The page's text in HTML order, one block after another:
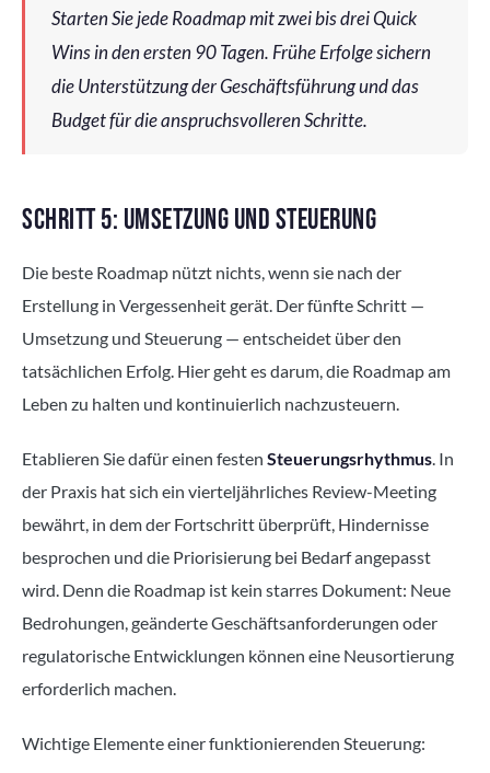
Starten Sie jede Roadmap mit zwei bis drei Quick
Wins in den ersten 90 Tagen. Frühe Erfolge sichern
die Unterstützung der Geschäftsführung und das
Budget für die anspruchsvolleren Schritte.
SCHRITT 5: UMSETZUNG UND STEUERUNG
Die beste Roadmap nützt nichts, wenn sie nach der
Erstellung in Vergessenheit gerät. Der fünfte Schritt —
Umsetzung und Steuerung — entscheidet über den
tatsächlichen Erfolg. Hier geht es darum, die Roadmap am
Leben zu halten und kontinuierlich nachzusteuern.
Etablieren Sie dafür einen festen Steuerungsrhythmus . In
der Praxis hat sich ein vierteljährliches Review-Meeting
bewährt, in dem der Fortschritt überprüft, Hindernisse
besprochen und die Priorisierung bei Bedarf angepasst
wird. Denn die Roadmap ist kein starres Dokument: Neue
Bedrohungen, geänderte Geschäftsanforderungen oder
regulatorische Entwicklungen können eine Neusortierung
erforderlich machen.
Wichtige Elemente einer funktionierenden Steuerung: